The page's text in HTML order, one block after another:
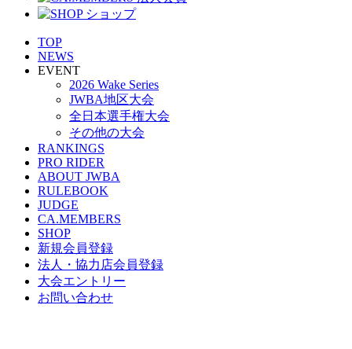
TOP
NEWS
EVENT
2026 Wake Series
JWBA地区大会
全日本選手権大会
その他の大会
RANKINGS
PRO RIDER
ABOUT JWBA
RULEBOOK
JUDGE
CA.MEMBERS
SHOP
新規会員登録
法人・協力店会員登録
大会エントリー
お問い合わせ